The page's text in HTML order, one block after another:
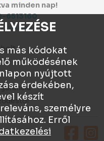
minden nap!
6513160
⭐⭐⭐⭐⭐
más kódokat
működésének
nyújtott
érdekében,
készít
személyre
Erről